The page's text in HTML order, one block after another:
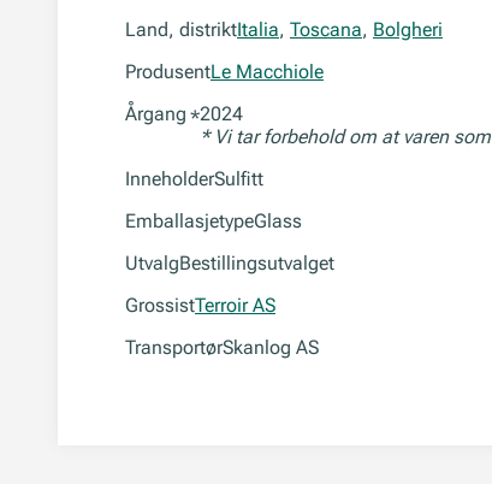
Land, distriktItalia, Toscana, Bolgheri
ProdusentLe Macchiole
Årgang *2024
* Vi tar forbehold om at varen
InneholderSulfitt
EmballasjetypeGlass
UtvalgBestillingsutvalget
GrossistTerroir AS
TransportørSkanlog AS